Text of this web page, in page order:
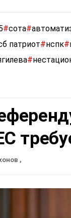
#сота#
патриот#нспк#
#
,